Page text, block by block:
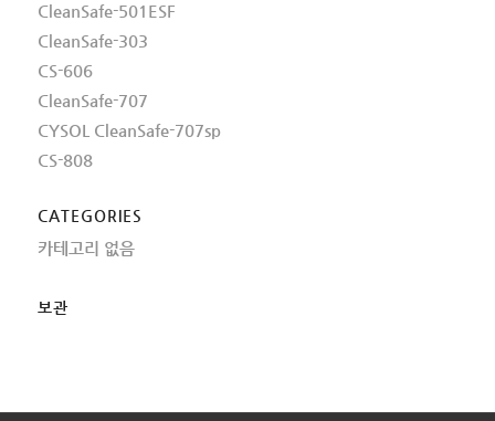
CleanSafe-501ESF
CleanSafe-303
CS-606
CleanSafe-707
CYSOL CleanSafe-707sp
CS-808
CATEGORIES
카테고리 없음
보관